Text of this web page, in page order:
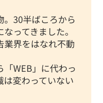
。30半ばころから
ってきました。
業界をはなれ不動
「WEB」に代わっ
変わっていない